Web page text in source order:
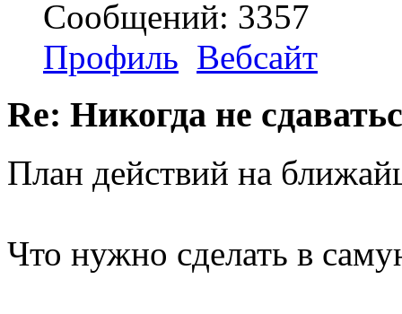
Сообщений: 3357
Профиль Вебсайт
Re: Никогда не
План действий на
Что нужно сделать в